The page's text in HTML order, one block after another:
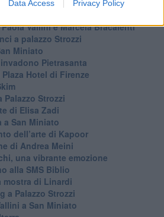
Data Access Privacy Policy
Pier Toffoletti al Teatro Era
Vallini e Marcela Bracalenti
a palazzo Strozzi
Miniato
Pietrasanta
Hotel di Firenze
Palazzo Strozzi
di Elisa Zadi
a San Miniato
dell’arte di Kapoor
di Andrea Meini
una vibrante emozione
alla SMS Biblio
mostra di Linardi
a Palazzo Strozzi
a San Miniato